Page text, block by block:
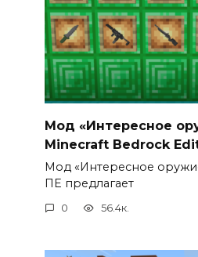
Мод «Интересное
Minecraft Bedrock
Мод «Интересное
ПЕ предлагает
0 56.4к.